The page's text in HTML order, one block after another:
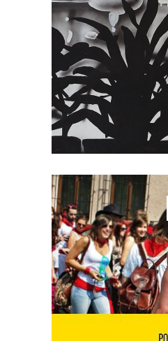
oraz powieść z
pamięci”
44.00
KSIĄŻKA DO
[EBOOK]
POLAK
Mariusz Szczygieł o
możemy zobaczyć
Polsce takich książek
Oprzędka.